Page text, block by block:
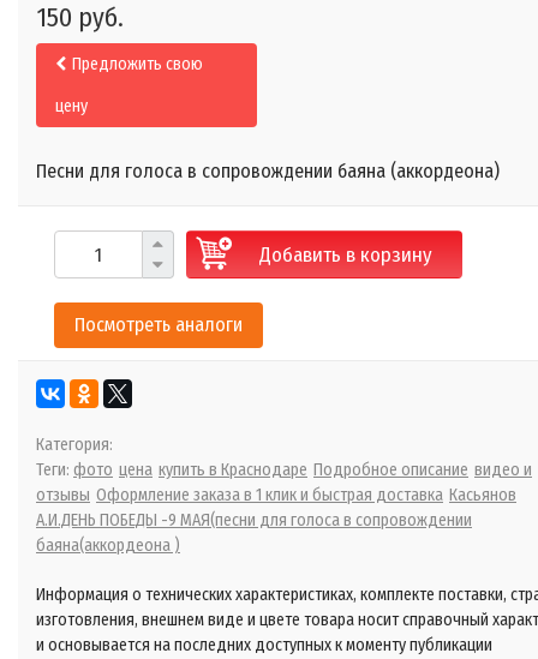
150 руб.
Предложить свою
цену
Песни для голоса в сопровождении баяна (аккордеона)
Добавить в корзину
Посмотреть аналоги
Категория:
Теги: фото цена купить в Краснодаре Подробное описание видео и
отзывы Оформление заказа в 1 клик и быстрая доставка Касьянов
А.И.ДЕНЬ ПОБЕДЫ -9 МАЯ(песни для голоса в сопровождении
баяна(аккордеона )
Информация о технических характеристиках, комплекте поставки,
изготовления, внешнем виде и цвете товара носит справочный
и основывается на последних доступных к моменту публикации